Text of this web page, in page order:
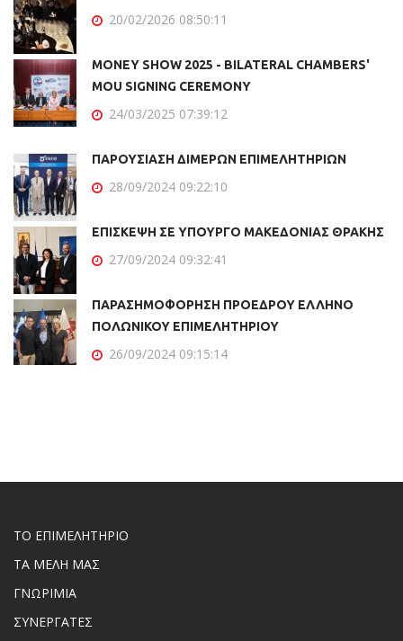
20/02/2026 08:50:11
MONEY SHOW 2025 - BILATERAL CHAMBERS'
MOU SIGNING CEREMONY
24/03/2025 07:39:12
ΠΑΡΟΥΣΙΑΣΗ ΔΙΜΕΡΩΝ ΕΠΙΜΕΛΗΤΗΡΙΩΝ
28/09/2024 09:22:10
ΕΠΙΣΚΕΨΗ ΣΕ ΥΠΟΥΡΓΟ ΜΑΚΕΔΟΝΙΑΣ ΘΡΑΚΗΣ
27/09/2024 09:32:41
ΠΑΡΑΣΗΜΟΦΟΡΗΣΗ ΠΡΟΕΔΡΟΥ ΕΛΛΗΝΟ
ΠΟΛΩΝΙΚΟΥ ΕΠΙΜΕΛΗΤΗΡΙΟΥ
26/09/2024 09:15:14
ΤΟ ΕΠΙΜΕΛΗΤΗΡΙΟ
ΤΑ ΜΕΛΗ ΜΑΣ
ΓΝΩΡΙΜΙΑ
ΣΥΝΕΡΓΑΤΕΣ